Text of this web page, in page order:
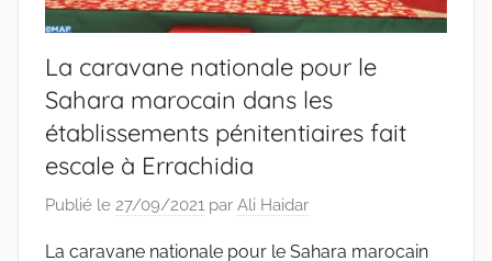
La caravane nationale pour le
Sahara marocain dans les
établissements pénitentiaires fait
escale à Errachidia
Publié le 27/09/2021 par Ali Haidar
La caravane nationale pour le Sahara marocain